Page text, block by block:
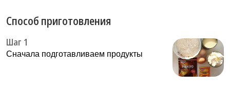
Способ приготовления
Шаг 1
Сначала подготавливаем продукты